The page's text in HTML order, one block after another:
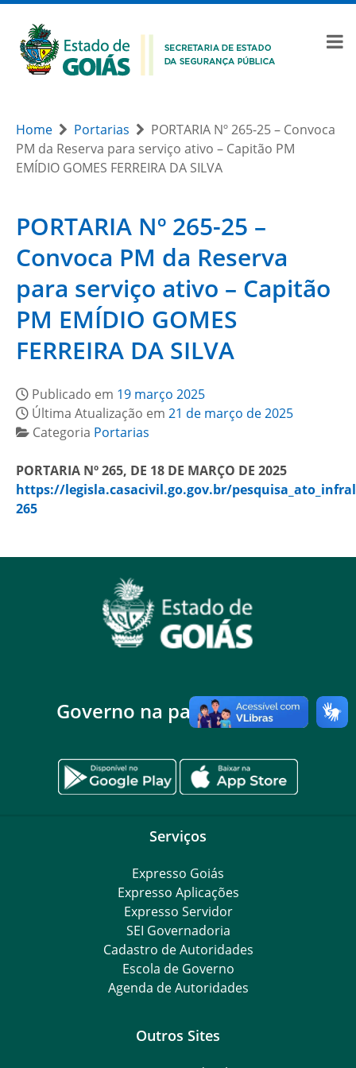
Home Portarias
PORTARIA Nº 265-25 – Convoca
PM da Reserva para serviço ativo – Capitão PM
EMÍDIO GOMES FERREIRA DA SILVA
PORTARIA Nº 265-25 –
Convoca PM da Reserva
para serviço ativo – Capitão
PM EMÍDIO GOMES
FERREIRA DA SILVA
Publicado em 19 março 2025
Última Atualização em 21 de março de 2025
Categoria Portarias
PORTARIA Nº 265, DE 18 DE MARÇO DE 2025
https://legisla.casacivil.go.gov.br/
265
Governo na palma da mão
Serviços
Expresso Goiás
Expresso Aplicações
Expresso Servidor
SEI Governadoria
Cadastro de Autoridades
Escola de Governo
Agenda de Autoridades
Outros Sites